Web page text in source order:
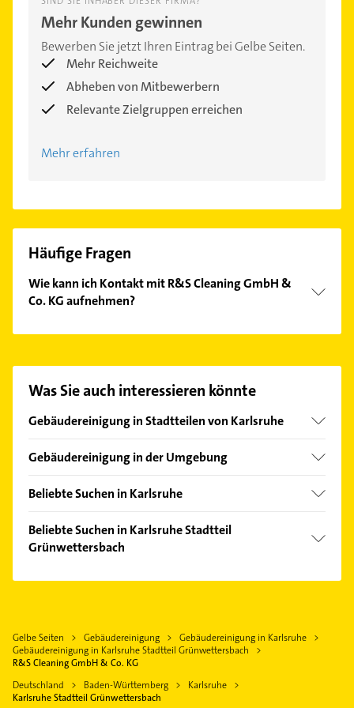
Mehr Kunden gewinnen
Bewerben Sie jetzt Ihren Eintrag bei Gelbe Seiten.
Mehr Reichweite
Abheben von Mitbewerbern
Relevante Zielgruppen erreichen
Mehr erfahren
Häufige Fragen
Wie kann ich Kontakt mit R&S Cleaning GmbH &
Co. KG aufnehmen?
finden Sie alleKontaktdaten.
Was Sie auch interessieren könnte
Gebäudereinigung in Stadtteilen von Karlsruhe
Beiertheim-Bulach
Daxlanden
Grötzingen
Hagsfeld
Knielingen
Mühlburg
Maxau
Gebäudereinigung in der Umgebung
Waldbronn
Karlsbad
Pfinztal
Straubenhardt
Durmersheim
Eggenstein-Leopoldshafen
Beliebte Suchen in Karlsruhe
Rohrreinigung
Kanalreinigung
Allgemeinarzt
Arzt
Elektriker
Beliebte Suchen in Karlsruhe Stadtteil
Grünwettersbach
Hausarzt
Allgemeinarzt
Arzt
Gelbe Seiten Gebäudereinigung
Gebäudereinigung in Karlsruhe
Gebäudereinigung in Karlsruhe Stadtteil Grünwettersbach
R&S Cleaning GmbH & Co. KG
Deutschland
Baden-Württemberg
Karlsruhe
Karlsruhe Stadtteil Grünwettersbach